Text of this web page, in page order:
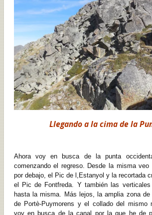
Llegando a la cima de la
Ahora voy en busca de la punta
comenzando el regreso. Desde la misma
por debajo, el Pic de l,Estanyol y la recortada
el Pic de Fontfreda. Y también las
hasta la misma. Más lejos, la amplia zona
de Portè-Puymorens y el collado del mismo
voy en busca de la canal por la que he de